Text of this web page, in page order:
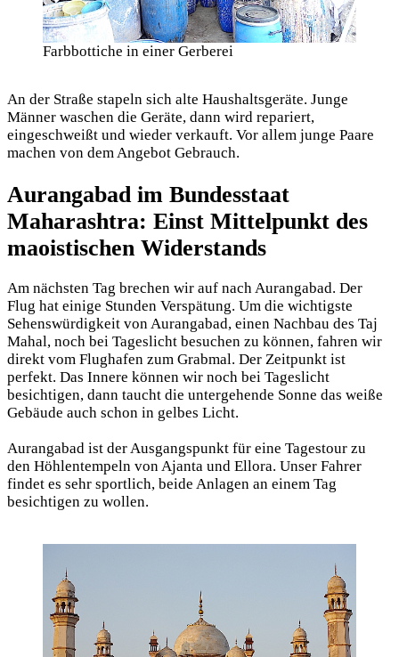
Farbbottiche in einer Gerberei
An der Straße stapeln sich alte Haushaltsgeräte. Junge
Männer waschen die Geräte, dann wird repariert,
eingeschweißt und wieder verkauft. Vor allem junge Paare
machen von dem Angebot Gebrauch.
Aurangabad im Bundesstaat
Maharashtra: Einst Mittelpunkt des
maoistischen Widerstands
Am nächsten Tag brechen wir auf nach Aurangabad. Der
Flug hat einige Stunden Verspätung. Um die wichtigste
Sehenswürdigkeit von Aurangabad, einen Nachbau des Taj
Mahal, noch bei Tageslicht besuchen zu können, fahren wir
direkt vom Flughafen zum Grabmal. Der Zeitpunkt ist
perfekt. Das Innere können wir noch bei Tageslicht
besichtigen, dann taucht die untergehende Sonne das weiße
Gebäude auch schon in gelbes Licht.
Aurangabad ist der Ausgangspunkt für eine Tagestour zu
den Höhlentempeln von Ajanta und Ellora. Unser Fahrer
findet es sehr sportlich, beide Anlagen an einem Tag
besichtigen zu wollen.